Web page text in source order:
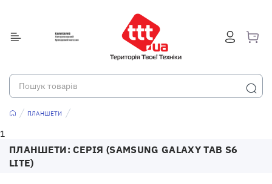
ПЛАНШЕТИ
1
ПЛАНШЕТИ: СЕРІЯ (SAMSUNG GALAXY TAB S6
LITE)